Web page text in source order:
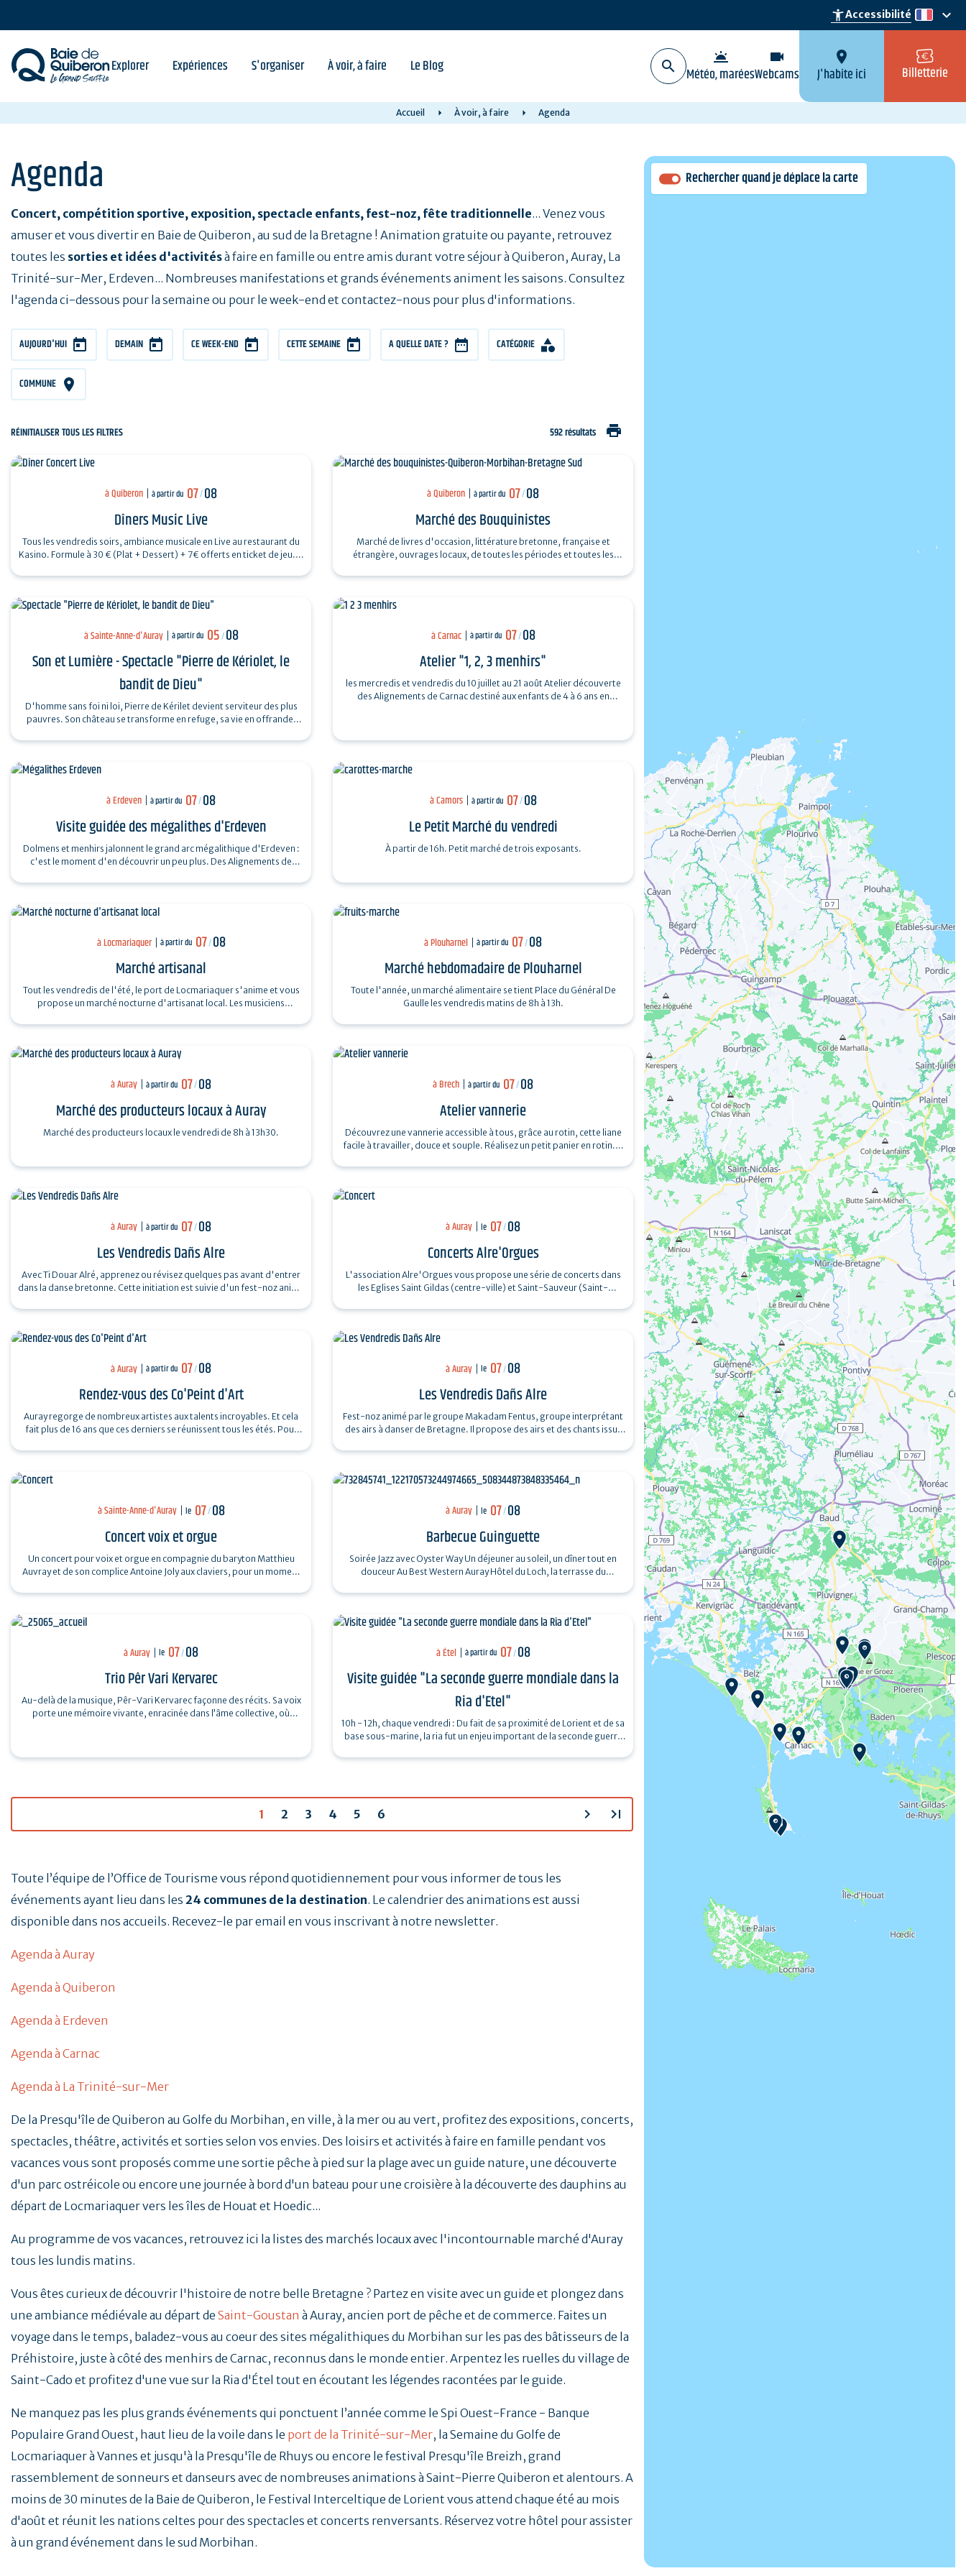
principal
accessibility_newAccessibilité fr
keyboard_arrow_down
Explorer Expériences S'organiser À voir, à faire Le Blog wb_twilight
Météo, marées
videocam
Webcams
location_on
J'habite ici Billetterie
Accueil À voir, à faire Agenda
Agenda
Concert, compétition sportive, exposition, spectacle enfants, fest-noz, fête traditionnelle... Venez vous
amuser et vous divertir en Baie de Quiberon, au sud de la Bretagne ! Animation gratuite ou payante, retrouvez
toutes les sorties et idées d'activitésà faire en famille ou entre amis durant votre séjour à Quiberon, Auray, La
Trinité-sur-Mer, Erdeven... Nombreuses manifestations et grands événements animent les saisons. Consultez
l'agenda ci-dessous pour la semaine ou pour le week-end et contactez-nous pour plus d'informations.
AUJOURD'HUI DEMAIN CE WEEK-END CETTE SEMAINE A QUELLE DATE ? CATÉGORIE
COMMUNE
RÉINITIALISER TOUS LES FILTRES 592 résultats print
à Quiberon à partir du 07/08
Dîners Music Live
Tous les vendredis soirs, ambiance musicale en Live au restaurant du
Kasino. Formule à 30 € (Plat + Dessert) + 7€ offerts en ticket de jeu.…
à Quiberon à partir du 07/08
Marché des Bouquinistes
Marché de livres d'occasion, littérature bretonne, française et
étrangère, ouvrages locaux, de toutes les périodes et toutes les
à Sainte-Anne-d'Auray à partir du 05/ 08
Son et Lumière - Spectacle "Pierre de Kériolet, le
bandit de Dieu"
D'homme sans foi ni loi, Pierre de Kérilet devient serviteur des plus
pauvres. Son château se transforme en refuge, sa vie en offrande.
à Carnac à partir du 07/ 08
Atelier "1, 2, 3 menhirs"
les mercredis et vendredis du 10 juillet au 21 août Atelier découverte
des Alignements de Carnac destiné aux enfants de 4 à 6 ans en
à Erdeven à partir du 07/08
Visite guidée des mégalithes d'Erdeven
Dolmens et menhirs jalonnent le grand arc mégalithique d'Erdeven :
c'est le moment d'en découvrir un peu plus. Des Alignements de
à Camors à partir du 07/ 08
Le Petit Marché du vendredi
À partir de 16h. Petit marché de trois exposants.
à Locmariaquer à partir du 07/ 08
Marché artisanal
Tout les vendredis de l'été, le port de Locmariaquer s'anime et vous
propose un marché nocturne d'artisanat local. Les musiciens
à Plouharnel à partir du 07/08
Marché hebdomadaire de Plouharnel
Toute l'année, un marché alimentaire se tient Place du Général De
Gaulle les vendredis matins de 8h à 13h.
à Auray à partir du 07/08
Marché des producteurs locaux à Auray
Marché des producteurs locaux le vendredi de 8h à 13h30.
à Brech à partir du 07/08
Atelier vannerie
Découvrez une vannerie accessible à tous, grâce au rotin, cette liane
facile à travailler, douce et souple. Réalisez un petit panier en rotin.…
à Auray à partir du 07/08
Les Vendredis Dañs Alre
Avec Ti Douar Alré, apprenez ou révisez quelques pas avant d'entrer
dans la danse bretonne. Cette initiation est suivie d'un fest-noz animé
à Auray le 07/08
Concerts Alre'Orgues
L'association Alre'Orgues vous propose une série de concerts dans
les Eglises Saint Gildas (centre-ville) et Saint-Sauveur (Saint-
à Auray à partir du 07/08
Rendez-vous des Co'Peint d'Art
Auray regorge de nombreux artistes aux talents incroyables. Et cela
fait plus de 16 ans que ces derniers se réunissent tous les étés. Pour
à Auray le 07/08
Les Vendredis Dañs Alre
Fest-noz animé par le groupe Makadam Fentus, groupe interprétant
des airs à danser de Bretagne. Il propose des airs et des chants issus
à Sainte-Anne-d'Auray le 07/ 08
Concert voix et orgue
Un concert pour voix et orgue en compagnie du baryton Matthieu
Auvray et de son complice Antoine Joly aux claviers, pour un moment
à Auray le 07/08
Barbecue Guinguette
Soirée Jazz avec Oyster Way Un déjeuner au soleil, un dîner tout en
douceur Au Best Western Auray Hôtel du Loch, la terrasse du
à Auray le 07/08
Trio Pêr Vari Kervarec
Au-delà de la musique, Pêr-Vari Kervarec façonne des récits. Sa voix
porte une mémoire vivante, enracinée dans l’âme collective, où
à Étel à partir du 07/ 08
Visite guidée "La seconde guerre mondiale dans la
Ria d'Etel"
10h - 12h, chaque vendredi : Du fait de sa proximité de Lorient et de sa
base sous-marine, la ria fut un enjeu important de la seconde guerre
1 2 3 4 5 6 chevron_right last_page
Toute l’équipe de l’Office de Tourisme vous répond quotidiennement pour vous informer de tous les
événements ayant lieu dans les 24 communes de la destination. Le calendrier des animations est aussi
disponible dans nos accueils. Recevez-le par email en vous inscrivant à notre newsletter.
Agenda à Auray
Agenda à Quiberon
Agenda à Erdeven
Agenda à Carnac
Agenda à La Trinité-sur-Mer
De la Presqu'île de Quiberon au Golfe du Morbihan, en ville, à la mer ou au vert, profitez des expositions, concerts,
spectacles, théâtre, activités et sorties selon vos envies. Des loisirs et activités à faire en famille pendant vos
vacances vous sont proposés comme une sortie pêche à pied sur la plage avec un guide nature, une découverte
d'un parc ostréicole ou encore une journée à bord d'un bateau pour une croisière à la découverte des dauphins au
départ de Locmariaquer vers les îles de Houat et Hoedic...
Au programme de vos vacances, retrouvez ici la listes des marchés locaux avec l'incontournable marché d'Auray
tous les lundis matins.
Vous êtes curieux de découvrir l'histoire de notre belle Bretagne ? Partez en visite avec un guide et plongez dans
une ambiance médiévale au départ de Saint-Goustan à Auray, ancien port de pêche et de commerce. Faites un
voyage dans le temps, baladez-vous au coeur des sites mégalithiques du Morbihan sur les pas des bâtisseurs de la
Préhistoire, juste à côté des menhirs de Carnac, reconnus dans le monde entier. Arpentez les ruelles du village de
Saint-Cado et profitez d'une vue sur la Ria d'Étel tout en écoutant les légendes racontées par le guide.
Ne manquez pas les plus grands événements qui ponctuent l’année comme le Spi Ouest-France - Banque
Populaire Grand Ouest, haut lieu de la voile dans le port de la Trinité-sur-Mer, la Semaine du Golfe de
Locmariaquer à Vannes et jusqu'à la Presqu'île de Rhuys ou encore le festival Presqu'île Breizh, grand
rassemblement de sonneurs et danseurs avec de nombreuses animations à Saint-Pierre Quiberon et alentours. A
moins de 30 minutes de la Baie de Quiberon, le Festival Interceltique de Lorient vous attend chaque été au mois
d'août et réunit les nations celtes pour des spectacles et concerts renversants. Réservez votre hôtel pour assister
à un grand événement dans le sud Morbihan.
Rechercher quand je déplace la carte